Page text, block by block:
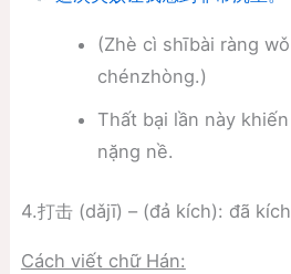
(Zhè cì shībài ràng
chénzhòng.)
Thất bại lần này
nặng nề.
4.打击 (dǎjī) – (đả kích): đã
Cách viết chữ Hán: